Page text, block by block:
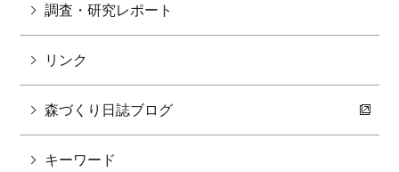
調査・研究レポート
リンク
森づくり日誌ブログ
キーワード